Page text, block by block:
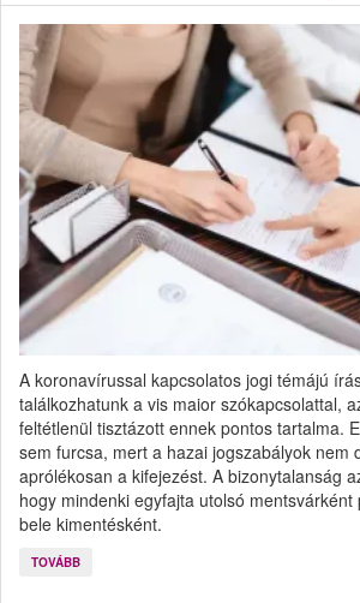
A koronavírussal kapcsolatos jogi témájú
találkozhatunk a vis maior szókapcsolattal,
feltétlenül tisztázott ennek pontos tartalma.
sem furcsa, mert a hazai jogszabályok nem
aprólékosan a kifejezést. A bizonytalanság
hogy mindenki egyfajta utolsó
bele kimentésként.
TOVÁBB